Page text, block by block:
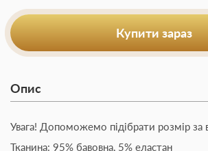
Купити зараз
Опис
Увага! Допоможемо підібрати розмір
Тканина: 95% бавовна, 5% еластан